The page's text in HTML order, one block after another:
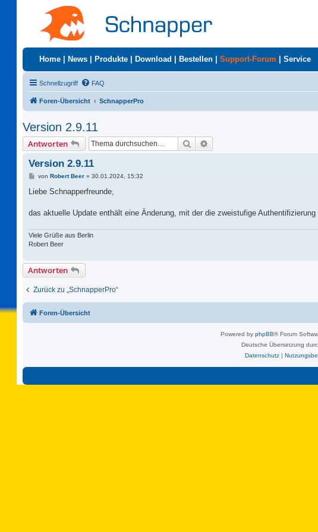
Home News Produkte Download Bestellen Support-Forum Service
Schnellzugriff FAQ
Foren-Übersicht SchnapperPro
Version 2.9.11
Antworten Suche
Version 2.9.11
B
i
a
von Robert Beer» 30.01.2024, 15:32
Liebe Schnapperfreunde,
das aktuelle Update enthält eine Änderung, mit der die zweistufige
Viele Grüße aus Berlin
Robert Beer
Antworten
Zurück zu „SchnapperPro“
Foren-Übersicht
Powered by phpBB® Forum
Deutsche Übersetzung
Datenschutz|